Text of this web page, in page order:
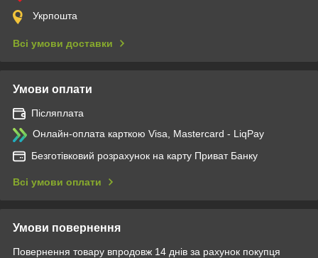
Укрпошта
Всі умови доставки
Умови оплати
Післяплата
Онлайн-оплата карткою Visa, Mastercard - LiqPay
Безготівковий розрахунок на карту Приват Банку
Всі умови оплати
Умови повернення
Повернення товару впродовж 14 днів за рахунок покупця